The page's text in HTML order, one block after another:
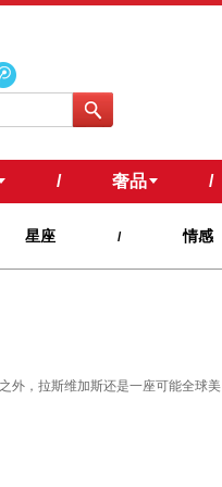
/ 奢品 /
星座 / 情感
外，拉斯维加斯还是一座可能全球美